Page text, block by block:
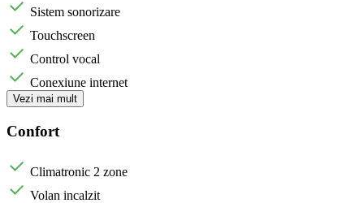
Sistem sonorizare
Touchscreen
Control vocal
Conexiune internet
Vezi mai mult
Confort
Climatronic 2 zone
Volan incalzit